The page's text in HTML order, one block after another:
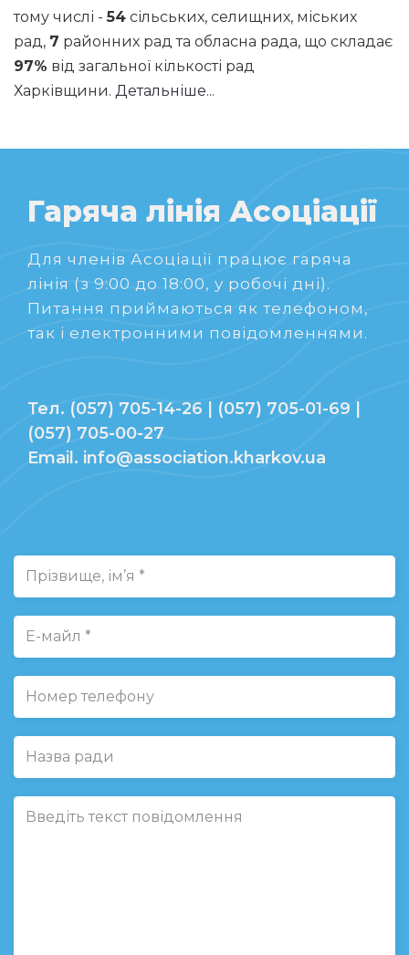
тому числі -54 сільських, селищних, міських
рад, 7 районних рад та обласна рада, що складає
97% від загальної кількості рад
Харківщини. Детальніше...
Гаряча лінія Асоціації
Для членів Асоціації працює гаряча
лінія (з 9:00 до 18:00, у робочі дні).
Питання приймаються як телефоном,
так і електронними повідомленнями.
Тел. (057) 705-14-26 | (057) 705-01-69 |
(057) 705-00-27
Email. info@association.kharkov.ua